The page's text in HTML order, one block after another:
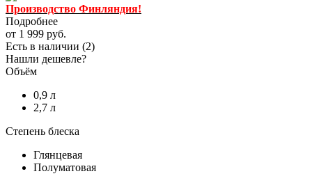
Производство Финляндия!
Подробнее
от 1 999 руб.
Есть в наличии (2)
Нашли дешевле?
Объём
0,9 л
2,7 л
Степень блеска
Глянцевая
Полуматовая